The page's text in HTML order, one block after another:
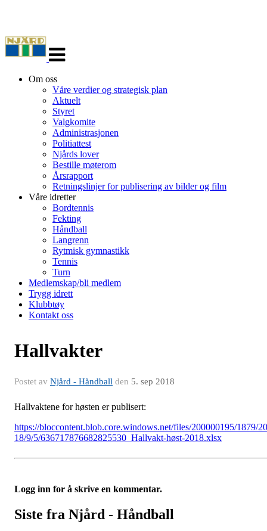
navigasjon
Om oss
Våre verdier og strategisk plan
Aktuelt
Styret
Valgkomite
Administrasjonen
Politiattest
Njårds lover
Bestille møterom
Årsrapport
Retningslinjer for publisering av bilder og film
Våre idretter
Bordtennis
Fekting
Håndball
Langrenn
Rytmisk gymnastikk
Tennis
Turn
Medlemskap/bli medlem
Trygg idrett
Klubbtøy
Kontakt oss
Hallvakter
Postet av Njård - Håndball den 5. sep 2018
Hallvaktene for høsten er publisert:
https://bloccontent.blob.core.windows.net/files/200000195/1879/20
18/9/5/636717876682825530_Hallvakt-høst-2018.xlsx
Logg inn for å skrive en kommentar.
Siste fra Njård - Håndball